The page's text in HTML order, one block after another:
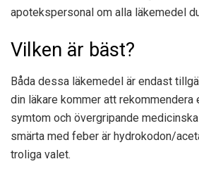
apotekspersonal om alla läkemedel
Vilken är bäst?
Båda dessa läkemedel är endast
din läkare kommer att rekommendera
symtom och övergripande
smärta med feber är hydrokodon/
troliga valet.